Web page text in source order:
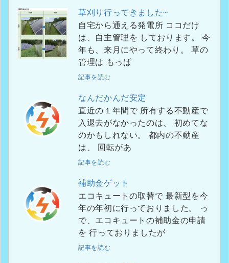
草刈り行ってきました~
自宅から通える発電所 ココだけ
は、自主管理を しております。 今
年も、来月にやって終わり。 草の
管理は もっぱ
記事を読む
なんだかんだ安定
直近の１年間で 所有する不動産で
入退去がなかったのは、 初めてな
のかもしれない。 都内の不動産
は、 回転があ
記事を読む
補助金ゲット
エコキュートの取替で 最新型を今
年の年初に行っておりました。 っ
で、エコキュートの補助金の申請
を 行っておりましたが
記事を読む